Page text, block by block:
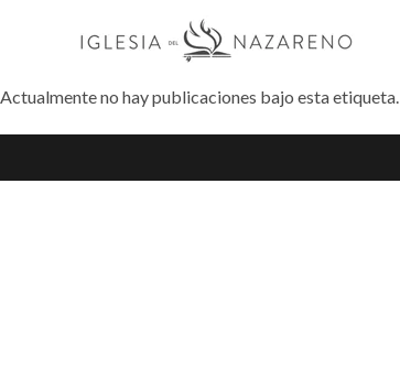
Actualmente no hay publicaciones bajo esta etiqueta.